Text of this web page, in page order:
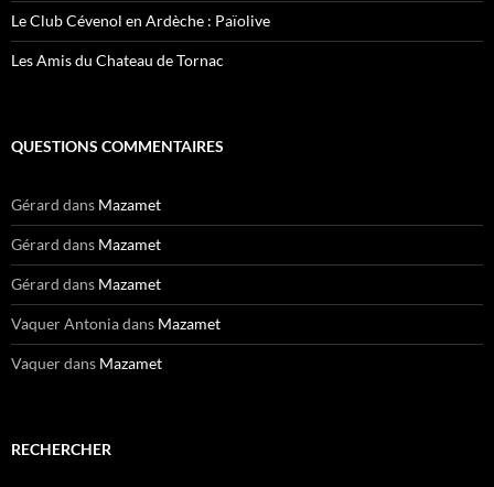
Le Club Cévenol en Ardèche : Païolive
Les Amis du Chateau de Tornac
QUESTIONS COMMENTAIRES
Gérard dans Mazamet
Gérard dans Mazamet
Gérard dans Mazamet
Vaquer Antoniadans Mazamet
Vaquerdans Mazamet
RECHERCHER